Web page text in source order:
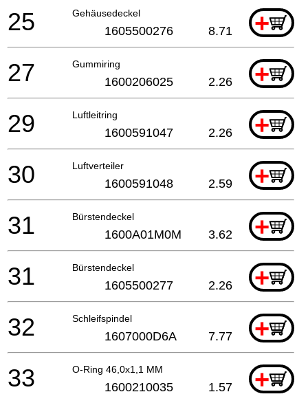
Gehäusedeckel +
25 1605500276 8.71
Gummiring +
27 1600206025 2.26
Luftleitring +
29 1600591047 2.26
Luftverteiler +
30 1600591048 2.59
Bürstendeckel +
31 1600A01M0M 3.62
Bürstendeckel +
31 1605500277 2.26
Schleifspindel +
32 1607000D6A 7.77
O-Ring 46,0x1,1 MM +
33 1600210035 1.57